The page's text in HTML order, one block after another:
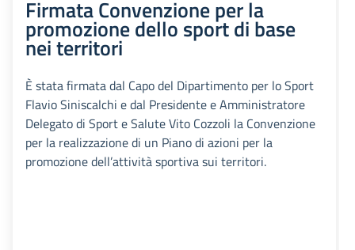
Firmata Convenzione per la
promozione dello sport di base
nei territori
È stata firmata dal Capo del Dipartimento per lo Sport
Flavio Siniscalchi e dal Presidente e Amministratore
Delegato di Sport e Salute Vito Cozzoli la Convenzione
per la realizzazione di un Piano di azioni per la
promozione dell’attività sportiva sui territori.